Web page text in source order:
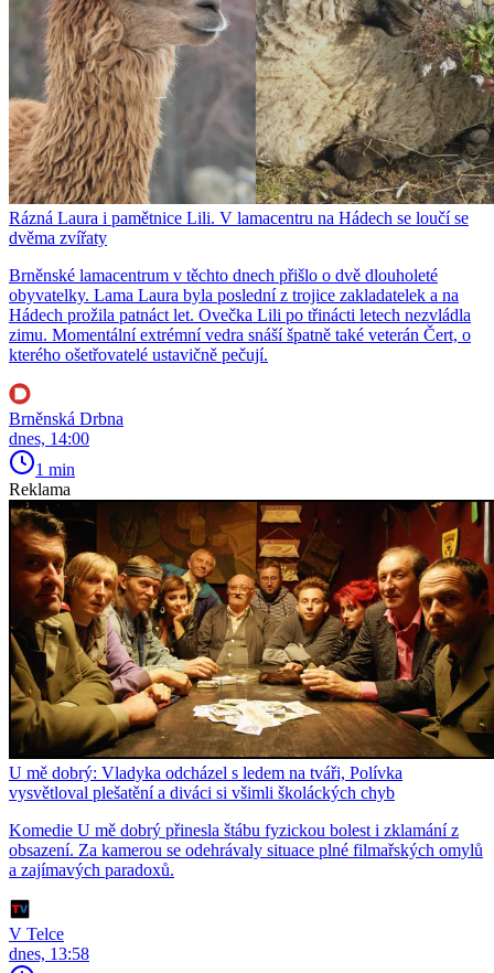
Rázná Laura i pamětnice Lili. V lamacentru na Hádech se loučí se
dvěma zvířaty
Brněnské lamacentrum v těchto dnech přišlo o dvě dlouholeté
obyvatelky. Lama Laura byla poslední z trojice zakladatelek a na
Hádech prožila patnáct let. Ovečka Lili po třinácti letech nezvládla
zimu. Momentální extrémní vedra snáší špatně také veterán Čert, o
kterého ošetřovatelé ustavičně pečují.
Brněnská Drbna
dnes, 14:00
1 min
Reklama
U mě dobrý: Vladyka odcházel s ledem na tváři, Polívka
vysvětloval plešatění a diváci si všimli školáckých chyb
Komedie U mě dobrý přinesla štábu fyzickou bolest i zklamání z
obsazení. Za kamerou se odehrávaly situace plné filmařských omylů
a zajímavých paradoxů.
V Telce
dnes, 13:58